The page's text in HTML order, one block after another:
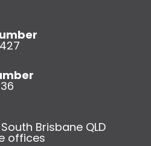
Brisbane QLD
offices